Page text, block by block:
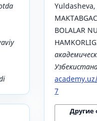
BOLALAR
7
Другие